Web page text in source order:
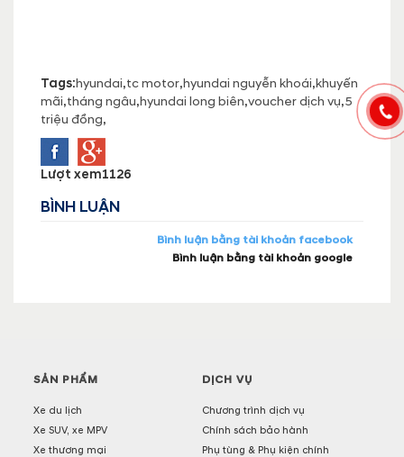
Tags:hyundai,tc motor,hyundai nguyễn khoái,khuyến
mãi,tháng ngâu,hyundai long biên,voucher dịch vụ,5
triệu đồng,
Lượt xem1126
BÌNH LUẬN
Bình luận bằng tài khoản facebook
Bình luận bằng tài khoản google
SẢN PHẨM
Xe du lịch
Xe SUV, xe MPV
Xe thương mại
DỊCH VỤ
Chương trình dịch vụ
Chính sách bảo hành
Phụ tùng & Phụ kiện chính